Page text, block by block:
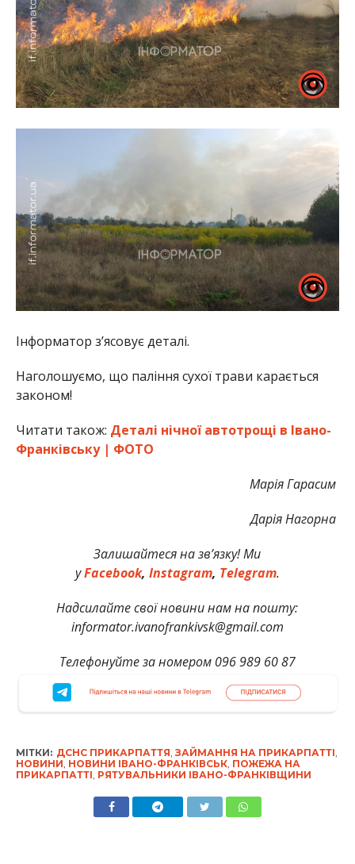
Інформатор з’ясовує деталі.
Наголошуємо, що паління сухої трави карається
законом!
Читати також: Деталі нічної автотрощі в Івано-
Франківську | ФОТО
Марія Гарасим
Дарія Нагорна
Залишайтеся на зв’язку! Ми
уFacebook, Instagram, Telegram.
Надсилайте свої новини нам на пошту:
informator.ivanofrankivsk@gmail.com
Телефонуйте за номером 096 989 60 87
МІТКИ: ДСНС ПРИКАРПАТТЯ, ЗАЙМАННЯ НА ПРИКАРПАТТІ,
НОВИНИ, НОВИНИ ІВАНО-ФРАНКІВСЬК, ПОЖЕЖА НА
ПРИКАРПАТТІ, РЯТУВАЛЬНИКИ ІВАНО-ФРАНКІВЩИНИ